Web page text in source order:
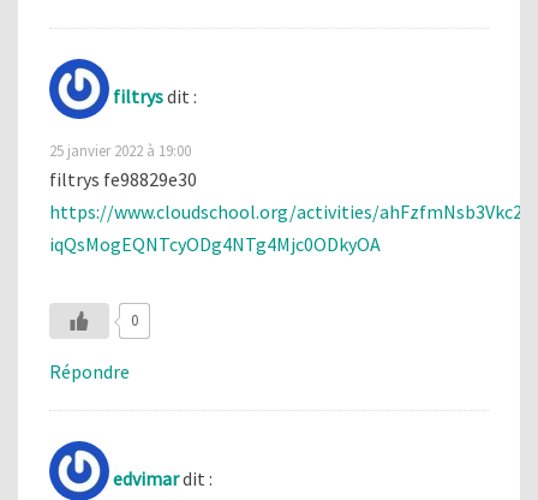
filtrysdit :
25 janvier 2022 à 19:00
filtrys fe98829e30
https://www.cloudschool.org/activities/
iqQsMogEQNTcyODg4NTg4Mjc0ODkyOA
0
Répondre
edvimardit :